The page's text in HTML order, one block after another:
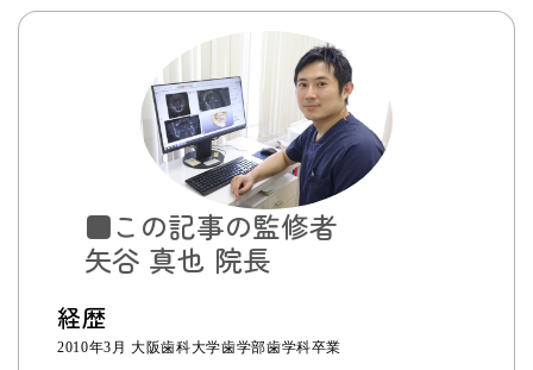
■この記事の監修者
矢谷 真也 院長
経歴
2010年3月 大阪歯科大学歯学部歯学科卒業